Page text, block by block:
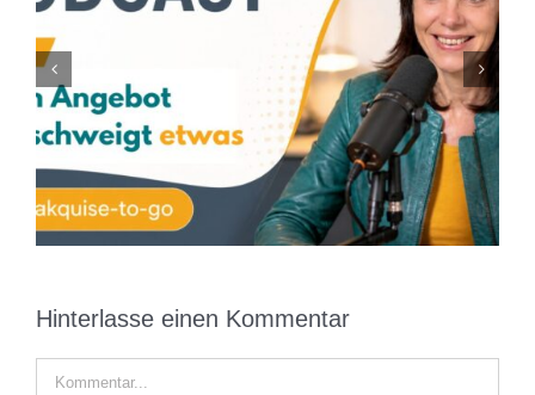
KI kann dir Kunden bringen. Aber sie kann sie
nicht überzeugen
Hinterlasse einen Kommentar
Kommentar